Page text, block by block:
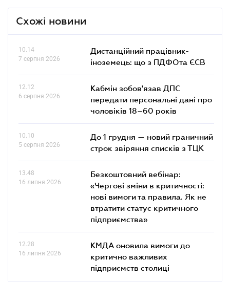
Схожі новини
10.14
7 серпня 2026
Дистанційний працівник-
іноземець: що з ПДФОта ЄСВ
12.12
6 серпня 2026
Кабмін зобов'язав ДПС
передати персональні дані про
чоловіків 18–60 років
10.10
5 серпня 2026
До 1 грудня — новий граничний
строк звіряння списків з ТЦК
13.48
16 липня 2026
Безкоштовний вебінар:
«Чергові зміни в критичності:
нові вимоги та правила. Як не
втратити статус критичного
підприємства»
12.28
16 липня 2026
КМДА оновила вимоги до
критично важливих
підприємств столиці